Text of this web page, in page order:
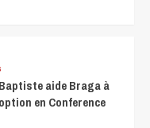
aide Braga à
en Conference